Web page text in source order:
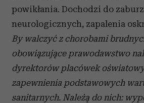
powikłania. Dochodzi do
neurologicznych, zapalenia
By walczyć z chorobami
obowiązujące prawodawstwo
dyrektorów placówek
zapewnienia podstawowych
sanitarnych. Należą do nich: